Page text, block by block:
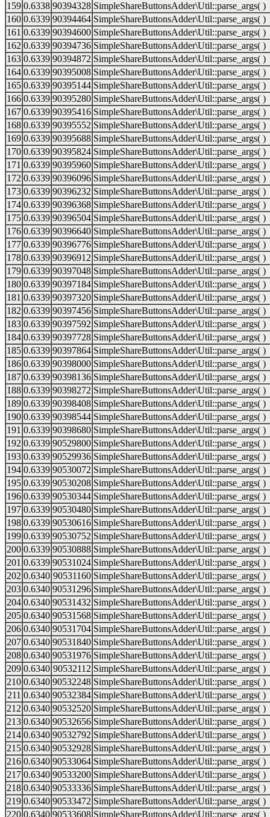
159 0.6338 90394328 SimpleShareButtonsAdder\Util::parse_args( )
160 0.6339 90394464 SimpleShareButtonsAdder\Util::parse_args( )
161 0.6339 90394600 SimpleShareButtonsAdder\Util::parse_args( )
162 0.6339 90394736 SimpleShareButtonsAdder\Util::parse_args( )
163 0.6339 90394872 SimpleShareButtonsAdder\Util::parse_args( )
164 0.6339 90395008 SimpleShareButtonsAdder\Util::parse_args( )
165 0.6339 90395144 SimpleShareButtonsAdder\Util::parse_args( )
166 0.6339 90395280 SimpleShareButtonsAdder\Util::parse_args( )
167 0.6339 90395416 SimpleShareButtonsAdder\Util::parse_args( )
168 0.6339 90395552 SimpleShareButtonsAdder\Util::parse_args( )
169 0.6339 90395688 SimpleShareButtonsAdder\Util::parse_args( )
170 0.6339 90395824 SimpleShareButtonsAdder\Util::parse_args( )
171 0.6339 90395960 SimpleShareButtonsAdder\Util::parse_args( )
172 0.6339 90396096 SimpleShareButtonsAdder\Util::parse_args( )
173 0.6339 90396232 SimpleShareButtonsAdder\Util::parse_args( )
174 0.6339 90396368 SimpleShareButtonsAdder\Util::parse_args( )
175 0.6339 90396504 SimpleShareButtonsAdder\Util::parse_args( )
176 0.6339 90396640 SimpleShareButtonsAdder\Util::parse_args( )
177 0.6339 90396776 SimpleShareButtonsAdder\Util::parse_args( )
178 0.6339 90396912 SimpleShareButtonsAdder\Util::parse_args( )
179 0.6339 90397048 SimpleShareButtonsAdder\Util::parse_args( )
180 0.6339 90397184 SimpleShareButtonsAdder\Util::parse_args( )
181 0.6339 90397320 SimpleShareButtonsAdder\Util::parse_args( )
182 0.6339 90397456 SimpleShareButtonsAdder\Util::parse_args( )
183 0.6339 90397592 SimpleShareButtonsAdder\Util::parse_args( )
184 0.6339 90397728 SimpleShareButtonsAdder\Util::parse_args( )
185 0.6339 90397864 SimpleShareButtonsAdder\Util::parse_args( )
186 0.6339 90398000 SimpleShareButtonsAdder\Util::parse_args( )
187 0.6339 90398136 SimpleShareButtonsAdder\Util::parse_args( )
188 0.6339 90398272 SimpleShareButtonsAdder\Util::parse_args( )
189 0.6339 90398408 SimpleShareButtonsAdder\Util::parse_args( )
190 0.6339 90398544 SimpleShareButtonsAdder\Util::parse_args( )
191 0.6339 90398680 SimpleShareButtonsAdder\Util::parse_args( )
192 0.6339 90529800 SimpleShareButtonsAdder\Util::parse_args( )
193 0.6339 90529936 SimpleShareButtonsAdder\Util::parse_args( )
194 0.6339 90530072 SimpleShareButtonsAdder\Util::parse_args( )
195 0.6339 90530208 SimpleShareButtonsAdder\Util::parse_args( )
196 0.6339 90530344 SimpleShareButtonsAdder\Util::parse_args( )
197 0.6339 90530480 SimpleShareButtonsAdder\Util::parse_args( )
198 0.6339 90530616 SimpleShareButtonsAdder\Util::parse_args( )
199 0.6339 90530752 SimpleShareButtonsAdder\Util::parse_args( )
200 0.6339 90530888 SimpleShareButtonsAdder\Util::parse_args( )
201 0.6339 90531024 SimpleShareButtonsAdder\Util::parse_args( )
202 0.6340 90531160 SimpleShareButtonsAdder\Util::parse_args( )
203 0.6340 90531296 SimpleShareButtonsAdder\Util::parse_args( )
204 0.6340 90531432 SimpleShareButtonsAdder\Util::parse_args( )
205 0.6340 90531568 SimpleShareButtonsAdder\Util::parse_args( )
206 0.6340 90531704 SimpleShareButtonsAdder\Util::parse_args( )
207 0.6340 90531840 SimpleShareButtonsAdder\Util::parse_args( )
208 0.6340 90531976 SimpleShareButtonsAdder\Util::parse_args( )
209 0.6340 90532112 SimpleShareButtonsAdder\Util::parse_args( )
210 0.6340 90532248 SimpleShareButtonsAdder\Util::parse_args( )
211 0.6340 90532384 SimpleShareButtonsAdder\Util::parse_args( )
212 0.6340 90532520 SimpleShareButtonsAdder\Util::parse_args( )
213 0.6340 90532656 SimpleShareButtonsAdder\Util::parse_args( )
214 0.6340 90532792 SimpleShareButtonsAdder\Util::parse_args( )
215 0.6340 90532928 SimpleShareButtonsAdder\Util::parse_args( )
216 0.6340 90533064 SimpleShareButtonsAdder\Util::parse_args( )
217 0.6340 90533200 SimpleShareButtonsAdder\Util::parse_args( )
218 0.6340 90533336 SimpleShareButtonsAdder\Util::parse_args( )
219 0.6340 90533472 SimpleShareButtonsAdder\Util::parse_args( )
220 0.6340 90533608 SimpleShareButtonsAdder\Util::parse_args( )